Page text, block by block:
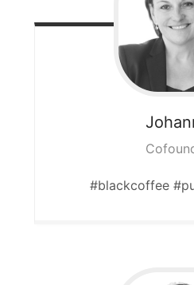
#blackcoffee